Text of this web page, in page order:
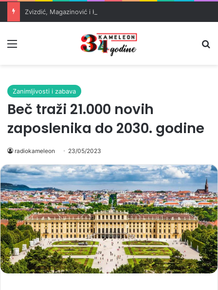
Zanimljivosti i zabava
Beč traži 21.000 novih
zaposlenika do 2030. godine
radiokameleon 23/05/2023